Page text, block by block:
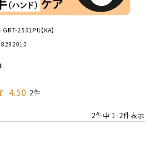
2501PU【KA】
4.50 2
2件中 1-2件表示